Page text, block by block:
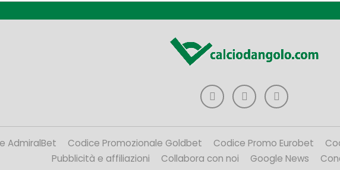
AdmiralBet Codice Promozionale Goldbet Codice Promo Eurobet
Pubblicità e affiliazioni
Collabora con noi Google News